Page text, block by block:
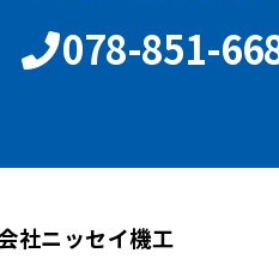
078-851-
社ニッセイ機工